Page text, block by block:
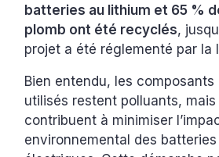
batteries au lithium et 65 %
plomb ont été recyclés,
projet a été réglementé par la
Bien entendu, les composants
utilisés restent polluants,
contribuent à minimiser
environnemental des